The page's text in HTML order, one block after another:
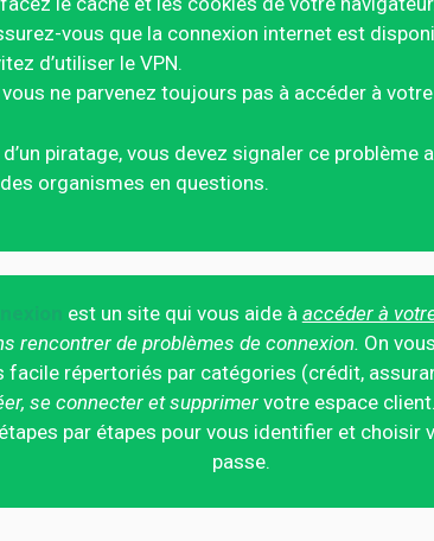
vous que la connexion internet est
d’utiliser le VPN.
vous ne parvenez toujours pas à accéder à
d’un piratage, vous devez signaler ce
organismes en questions.
est un site qui vous aide à accéder à
rencontrer de problèmes de connexion. On
facile répertoriés par catégories (crédit,
se connecter et supprimer votre espace
par étapes pour vous identifier et choisir
passe.